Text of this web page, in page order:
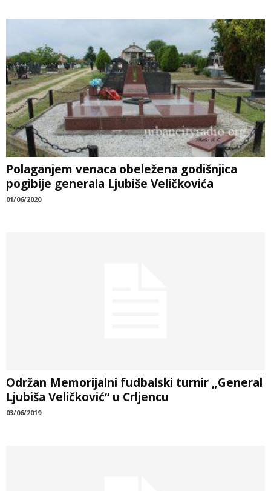
Polaganjem venaca obeležena godišnjica
pogibije generala Ljubiše Veličkovića
01/06/2020
Održan Memorijalni fudbalski turnir „General
Ljubiša Veličković“ u Crljencu
03/06/2019